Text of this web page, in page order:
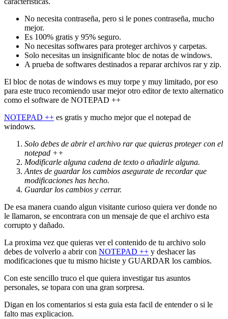
No necesita contraseña, pero si le pones contraseña, mucho
mejor.
Es 100% gratis y 95% seguro.
No necesitas softwares para proteger archivos y carpetas.
Solo necesitas un insignificante bloc de notas de windows.
A prueba de softwares destinados a reparar archivos rar y zip.
El bloc de notas de windows es muy torpe y muy limitado, por eso
para este truco recomiendo usar mejor otro editor de texto alternatico
como el software de NOTEPAD ++
NOTEPAD ++ es gratis y mucho mejor que el notepad de
windows.
Solo debes de abrir el archivo rar que quieras proteger con el
notepad ++
Modificarle alguna cadena de texto o añadirle alguna.
Antes de guardar los cambios asegurate de recordar que
modificaciones has hecho.
Guardar los cambios y cerrar.
De esa manera cuando algun visitante curioso quiera ver donde no
le llamaron, se encontrara con un mensaje de que el archivo esta
corrupto y dañado.
La proxima vez que quieras ver el contenido de tu archivo solo
debes de volverlo a abrir con NOTEPAD ++ y deshacer las
modificaciones que tu mismo hiciste y GUARDAR los cambios.
Con este sencillo truco el que quiera investigar tus asuntos
personales, se topara con una gran sorpresa.
Digan en los comentarios si esta guia esta facil de entender o si le
falto mas explicacion.